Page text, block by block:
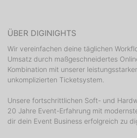
ÜBER DIGINIGHTS
Wir vereinfachen deine täglichen
Umsatz durch maßgeschneidertes
Kombination mit unserer
unkomplizierten Ticketsystem.
Unsere fortschrittlichen Soft- und
20 Jahre Event-Erfahrung mit
dir dein Event Business erfolgreich zu